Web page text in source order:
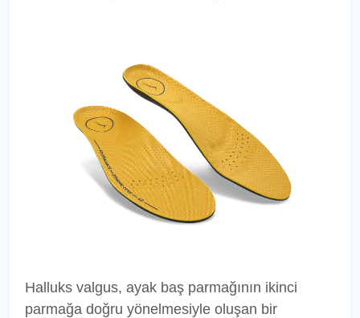
Halluks valgus, ayak baş parmağının ikinci
parmağa doğru yönelmesiyle oluşan bir